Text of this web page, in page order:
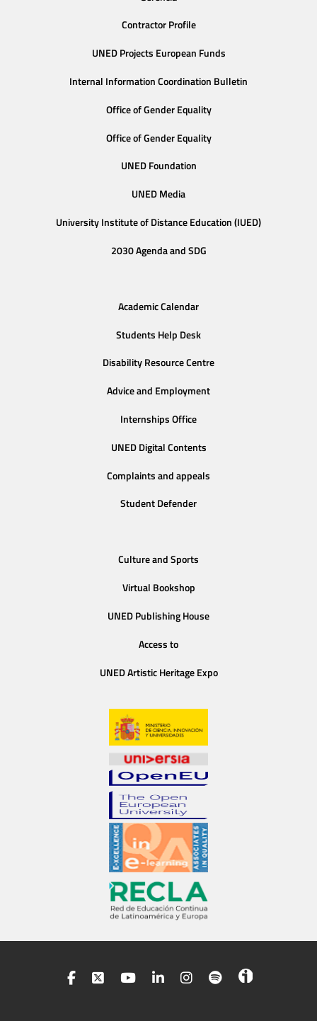
Contractor Profile
UNED Projects European Funds
Internal Information Coordination Bulletin
Office of Gender Equality
Office of Gender Equality
UNED Foundation
UNED Media
University Institute of Distance Education (IUED)
2030 Agenda and SDG
Academic Calendar
Students Help Desk
Disability Resource Centre
Advice and Employment
Internships Office
UNED Digital Contents
Complaints and appeals
Student Defender
Culture and Sports
Virtual Bookshop
UNED Publishing House
Access to
UNED Artistic Heritage Expo